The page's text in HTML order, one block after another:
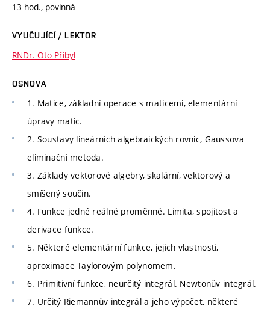
13 hod., povinná
VYUČUJÍCÍ / LEKTOR
RNDr. Oto Přibyl
OSNOVA
1. Matice, základní operace s maticemi, elementární
úpravy matic.
2. Soustavy lineárních algebraických rovnic, Gaussova
eliminační metoda.
3. Základy vektorové algebry, skalární, vektorový a
smíšený součin.
4. Funkce jedné reálné proměnné. Limita, spojitost a
derivace funkce.
5. Některé elementární funkce, jejich vlastnosti,
aproximace Taylorovým polynomem.
6. Primitivní funkce, neurčitý integrál. Newtonův integrál.
7. Určitý Riemannův integrál a jeho výpočet, některé